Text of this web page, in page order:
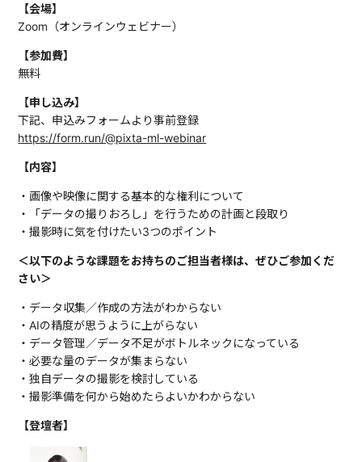
【会場】
Zoom（オンラインウェビナー）
【参加費】
無料
【申し込み】
下記、申込みフォームより事前登録
https://form.run/@pixta-ml-webinar
【内容】
・画像や映像に関する基本的な権利について
・「データの撮りおろし」を行うための計画と段取り
・撮影時に気を付けたい3つのポイント
＜以下のような課題をお持ちのご担当者様は、ぜひご参加くだ
さい＞
・データ収集／作成の方法がわからない
・AIの精度が思うように上がらない
・データ管理／データ不足がボトルネックになっている
・必要な量のデータが集まらない
・独自データの撮影を検討している
・撮影準備を何から始めたらよいかわからない
【登壇者】